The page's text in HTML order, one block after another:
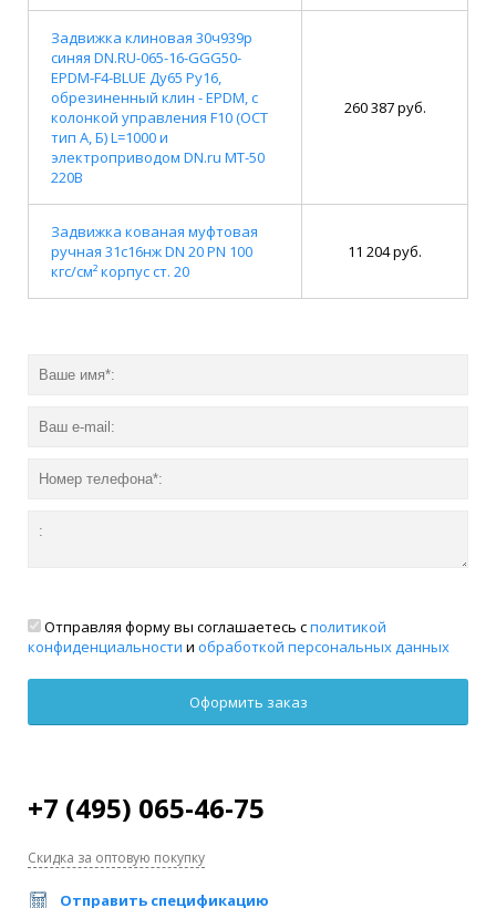
Задвижка клиновая 30ч939р
синяя DN.RU-065-16-GGG50-
EPDM-F4-BLUE Ду65 Ру16,
обрезиненный клин - EPDM, с
колонкой управления F10 (ОСТ
тип А, Б) L=1000 и
электроприводом DN.ru MT-50
220В
260 387 руб.
Задвижка кованая муфтовая
ручная 31с16нж DN 20 PN 100
кгс/см² корпус ст. 20
11 204 руб.
Отправляя форму вы соглашаетесь сполитикой
конфиденциальности и обработкой персональных данных
+7 (495) 065-46-75
Скидка за оптовую покупку
Отправить спецификацию